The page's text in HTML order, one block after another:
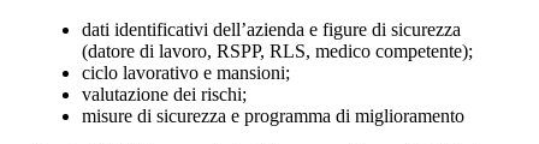
dati identificativi dell’azienda e figure di sicurezza
(datore di lavoro, RSPP, RLS, medico competente);
ciclo lavorativo e mansioni;
valutazione dei rischi;
misure di sicurezza e programma di miglioramento